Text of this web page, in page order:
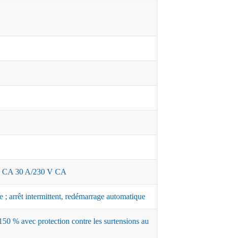
30 A/230 V CA
; arrêt intermittent, redémarrage automatique
% avec protection contre les surtensions au